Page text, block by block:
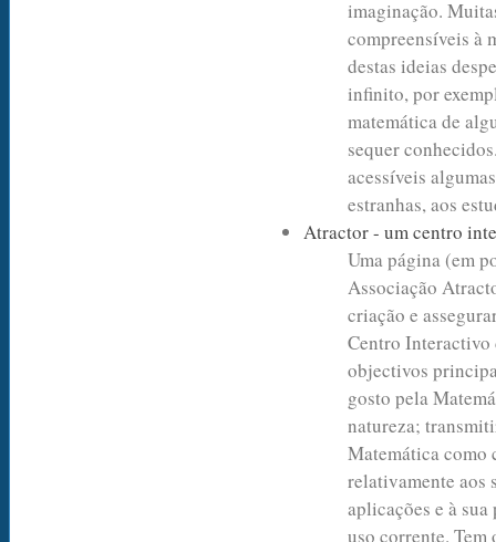
imaginação.
compreensíveis à
destas ideias
infinito, por
matemática de
sequer
acessíveis
estranhas, aos
Atractor - um centro
Uma página (em
Associação
criação e
Centro Interactivo
objectivos
gosto pela
natureza;
Matemática como
relativamente aos
aplicações e à
uso corrente. Tem